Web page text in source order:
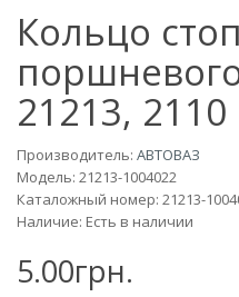
Кольцо
21213, 2110
Производитель: АВТОВАЗ
Модель: 21213-1004022
Каталожный номер: 21213-
Наличие: Есть в наличии
5.00грн.